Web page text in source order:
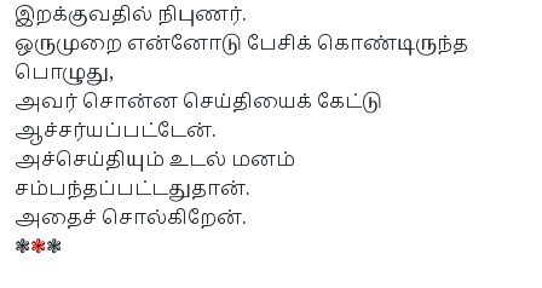
இறக்குவதில் நிபுணர்.
ஒருமுறை என்னோடு பேசிக் கொண்டிருந்த
பொழுது,
அவர் சொன்ன செய்தியைக் கேட்டு
ஆச்சர்யப்பட்டேன்.
அச்செய்தியும் உடல் மனம்
சம்பந்தப்பட்டதுதான்.
அதைச் சொல்கிறேன்.
❃❃❃